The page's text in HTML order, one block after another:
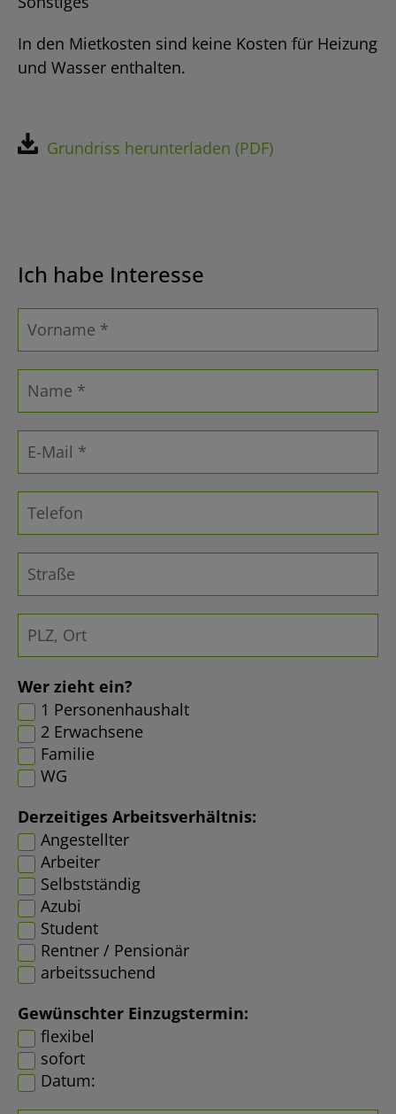
In den Mietkosten sind keine Kosten für Heizung
und Wasser enthalten.
Grundriss herunterladen (PDF)
Ich habe Interesse
Wer zieht ein?
1 Personenhaushalt
2 Erwachsene
Familie
WG
Derzeitiges Arbeitsverhältnis:
Angestellter
Arbeiter
Selbstständig
Azubi
Student
Rentner / Pensionär
arbeitssuchend
Gewünschter Einzugstermin:
flexibel
sofort
Datum: